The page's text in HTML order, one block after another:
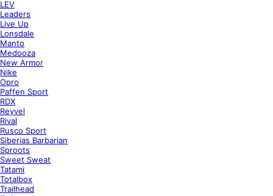
LEV
Leaders
Live Up
Lonsdale
Manto
Medooza
New Armor
Nike
Opro
Paffen Sport
RDX
Reyvel
Rival
Rusco Sport
Siberias Barbarian
Sproots
Sweet Sweat
Tatami
Totalbox
Trailhead